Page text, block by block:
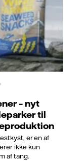
– nyt
til
er en af
ikke kun
af tang.